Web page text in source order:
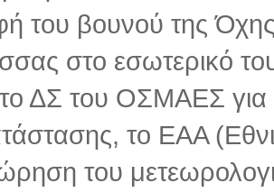
του βουνού της Όχης
στο εσωτερικό
ΔΣ του ΟΣΜΑΕΣ για
το ΕΑΑ
του